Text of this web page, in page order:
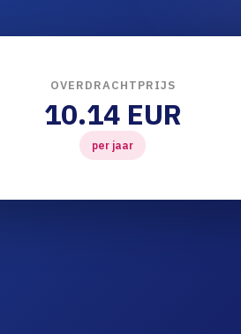
OVERDRACHTPRIJS
10.14 EUR
per jaar